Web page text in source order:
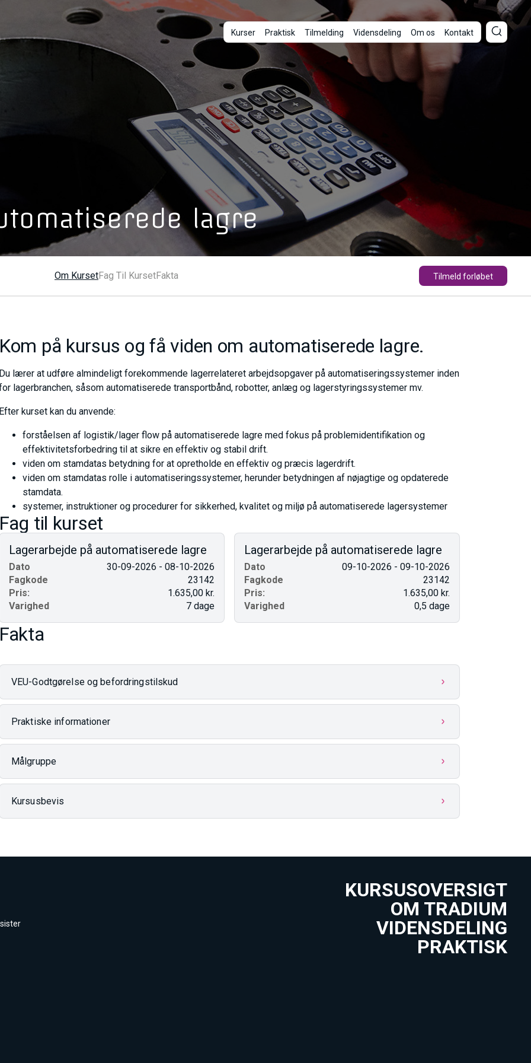
Kurser Praktisk Tilmelding Vidensdeling Om os Kontakt
lagre
Om KursetFag Til KursetFakta Tilmeld forløbet
Kom på kursus og få viden om automatiserede lagre.
Du lærer at udføre almindeligt forekommende lagerrelateret arbejdsopgaver på automatiseringssystemer inden
lagerbranchen, såsom automatiserede transportbånd, robotter, anlæg og lagerstyringssystemer mv.
Efter kurset kan du anvende:
forståelsen af logistik/lager flow på automatiserede lagre med fokus på problemidentifikation og
effektivitetsforbedring til at sikre en effektiv og stabil drift.
viden om stamdatas betydning for at opretholde en effektiv og præcis lagerdrift.
viden om stamdatas rolle i automatiseringssystemer, herunder betydningen af nøjagtige og opdaterede
stamdata.
systemer, instruktioner og procedurer for sikkerhed, kvalitet og miljø på automatiserede lagersystemer
Fag til kurset
Lagerarbejde på automatiserede lagre
Dato
30-09-2026 - 08-10-2026
Fagkode
23142
Pris:
1.635,00 kr.
Varighed
7 dage
Lagerarbejde på automatiserede lagre
Dato
09-10-2026 - 09-10-2026
Fagkode
23142
Pris:
1.635,00 kr.
Varighed
0,5 dage
Fakta
VEU-Godtgørelse og befordringstilskud
Praktiske informationer
Målgruppe
Kursusbevis
KURSUSOVERSIGT
OM TRADIUM
VIDENSDELING
PRAKTISK